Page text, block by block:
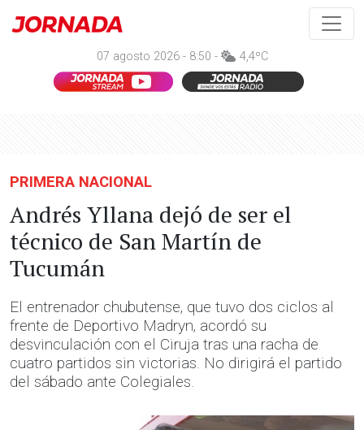
07 agosto 2026 - 8:50 - 4,4ºC
PRIMERA NACIONAL
Andrés Yllana dejó de ser el
técnico de San Martín de
Tucumán
El entrenador chubutense, que tuvo dos ciclos al
frente de Deportivo Madryn, acordó su
desvinculación con el Ciruja tras una racha de
cuatro partidos sin victorias. No dirigirá el partido
del sábado ante Colegiales.